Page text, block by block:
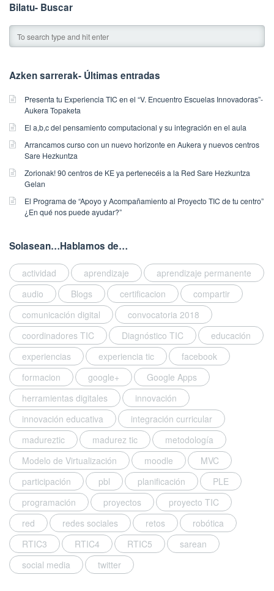
Bilatu- Buscar
Azken sarrerak- Últimas entradas
Presenta tu Experiencia TIC en el “V. Encuentro Escuelas Innovadoras”-
Aukera Topaketa
El a,b,c del pensamiento computacional y su integración en el aula
Arrancamos curso con un nuevo horizonte en Aukera y nuevos centros
Sare Hezkuntza
Zorionak! 90 centros de KE ya pertenecéis a la Red Sare Hezkuntza
Gelan
El Programa de “Apoyo y Acompañamiento al Proyecto TIC de tu centro”
¿En qué nos puede ayudar?”
Solasean…Hablamos de…
actividad aprendizaje
aprendizaje permanente
audio
Blogs certificacion
compartir
comunicación digital
convocatoria 2018
coordinadores TIC
Diagnóstico TIC
educación
experiencias
experiencia tic
facebook
formacion
google+
Google Apps
herramientas digitales
innovación
innovación educativa
integración curricular
madureztic
madurez tic
metodología
Modelo de Virtualización
moodle
MVC
participación
pbl planificación
PLE
programación
proyectos
proyecto TIC
red
redes sociales retos
robótica
RTIC3
RTIC4 RTIC5
sarean
social media
twitter